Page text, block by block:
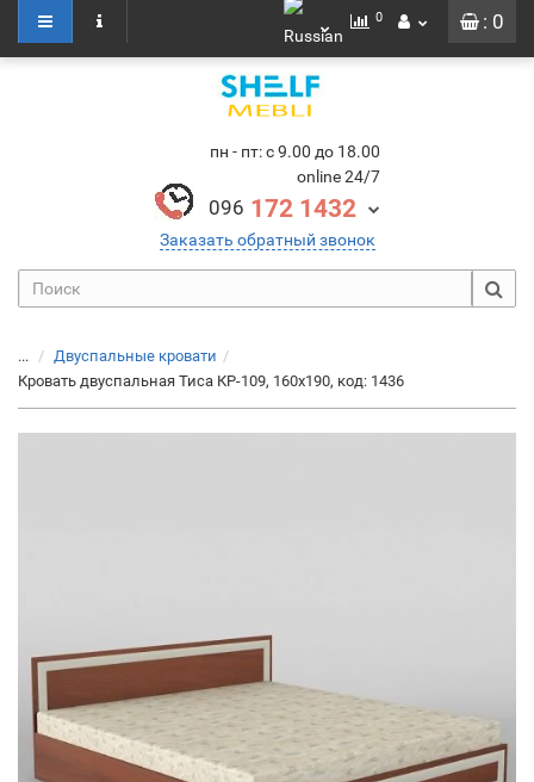
: 0
0
пн - пт: с 9.00 до 18.00
online 24/7
096 172 1432
Заказать обратный звонок
...
Двуспальные кровати
Кровать двуспальная Тиса КР-109, 160х190, код: 1436